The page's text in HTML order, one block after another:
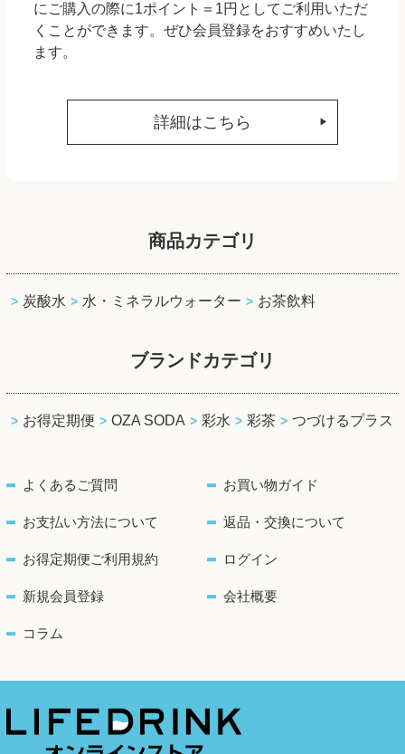
にご購入の際に1ポイント＝1円としてご利用いただ
くことができます。ぜひ会員登録をおすすめいたし
ます。
詳細はこちら
商品カテゴリ
炭酸水 水・ミネラルウォーター お茶飲料
ブランドカテゴリ
お得定期便 OZA SODA 彩水 彩茶 つづけるプラス
よくあるご質問 お買い物ガイド
お支払い方法について 返品・交換について
お得定期便ご利用規約 ログイン
新規会員登録 会社概要
コラム